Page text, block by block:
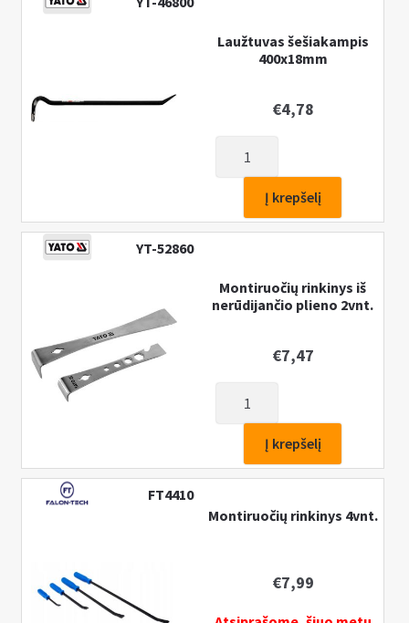
Laužtuvas šešiakampis
400x18mm
€4,78
Laužtuvas
šešiakampis
400x18mm
Į krepšelį
YT-52860
Montiruočių rinkinys iš
nerūdijančio plieno 2vnt.
€7,47
Montiruočių
rinkinys
iš
nerūdijančio
Į krepšelį
FT4410
Montiruočių rinkinys 4vnt.
€7,99